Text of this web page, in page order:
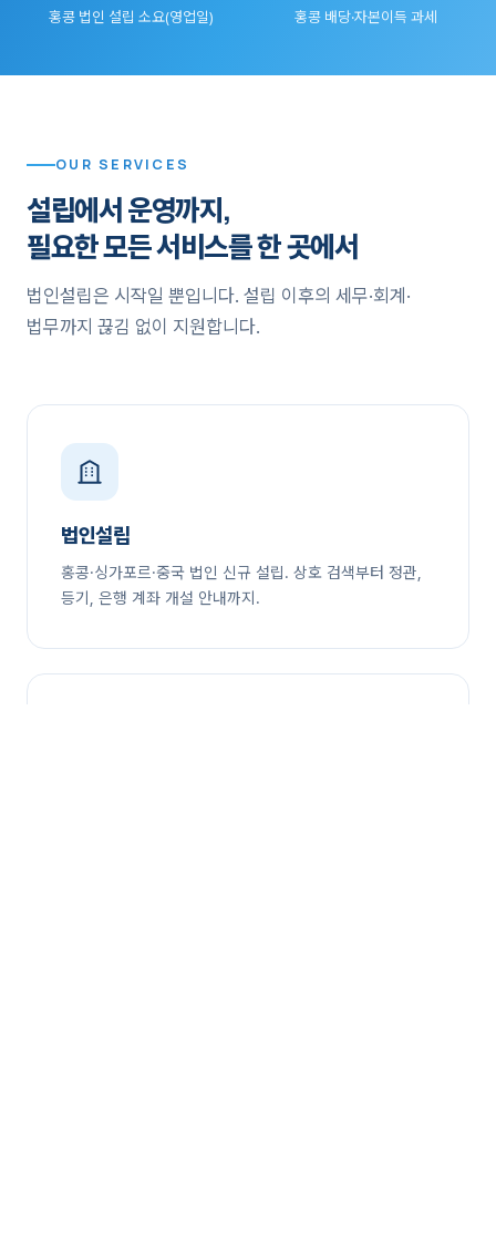
홍콩 법인 설립 소요(영업일) 홍콩 배당·자본이득 과세
OUR SERVICES
설립에서 운영까지,
필요한 모든 서비스를 한 곳에서
법인설립은 시작일 뿐입니다. 설립 이후의 세무·회계·
법무까지 끊김 없이 지원합니다.
법인설립
홍콩·싱가포르·중국 법인 신규 설립. 상호 검색부터 정관,
등기, 은행 계좌 개설 안내까지.